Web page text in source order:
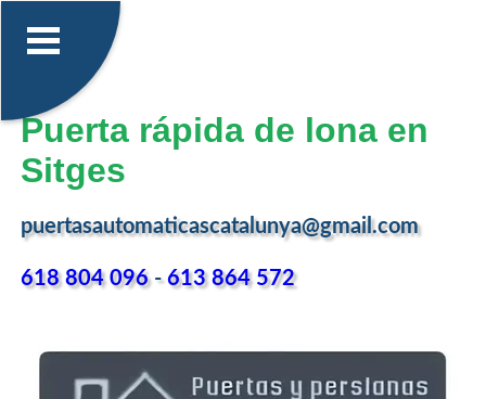
Puerta rápida de lona en
Sitges
puertasautomaticascatalunya@gmail.com
618 804 096-613 864 572